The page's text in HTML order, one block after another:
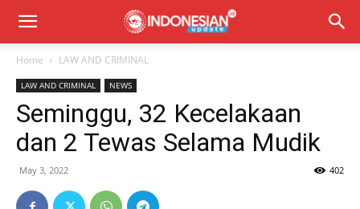
Home LAW AND CRIMINAL
LAW AND CRIMINAL NEWS
Seminggu, 32 Kecelakaan
dan 2 Tewas Selama Mudik
May 3, 2022 402